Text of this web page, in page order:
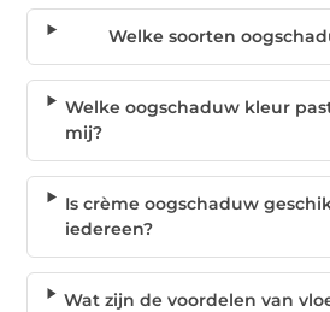
Welke soorten
Welke oogschaduw kleur
mij?
Is crème oogschaduw
iedereen?
Wat zijn de voordelen van